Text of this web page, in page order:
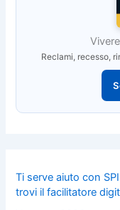
Reclami, recesso,
Ti serve aiuto con
trovi il facilitatore